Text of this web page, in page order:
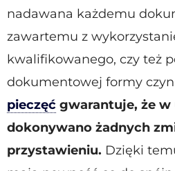
nadawana każdemu
zawartemu z
kwalifikowanego, czy też
dokumentowej formy
pieczęć gwarantuje, że w
dokonywano żadnych
przystawieniu. Dzięki